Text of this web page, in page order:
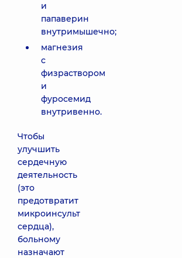
и
папаверин
внутримышечно;
магнезия
с
физраствором
и
фуросемид
внутривенно.
Чтобы
улучшить
сердечную
деятельность
(это
предотвратит
микроинсульт
сердца),
больному
назначают